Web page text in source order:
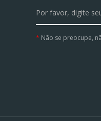
Não se preocupe,